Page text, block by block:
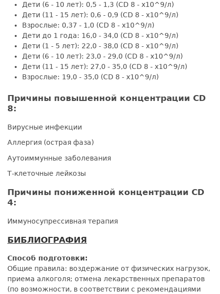
Дети (6 - 10 лет): 0,5 - 1,3 (CD 8 - х10^9/л)
Дети (11 - 15 лет): 0,6 - 0,9 (CD 8 - х10^9/л)
Взрослые: 0,37 - 1,0 (CD 8 - х10^9/л)
Дети до 1 года: 16,0 - 34,0 (CD 8 - х10^9/л)
Дети (1 - 5 лет): 22,0 - 38,0 (CD 8 - х10^9/л)
Дети (6 - 10 лет): 23,0 - 29,0 (CD 8 - х10^9/л)
Дети (11 - 15 лет): 27,0 - 35,0 (CD 8 - х10^9/л)
Взрослые: 19,0 - 35,0 (CD 8 - х10^9/л)
Причины повышенной концентрации CD
8:
Вирусные инфекции
Аллергия (острая фаза)
Аутоиммунные заболевания
Т-клеточные лейкозы
Причины пониженной концентрации CD
4:
Иммуносупрессивная терапия
БИБЛИОГРАФИЯ
Способ подготовки:
Общие правила: воздержание от физических нагрузок,
приема алкоголя; отмена лекарственных препаратов
(по возможности, в соответствии с рекомендациями